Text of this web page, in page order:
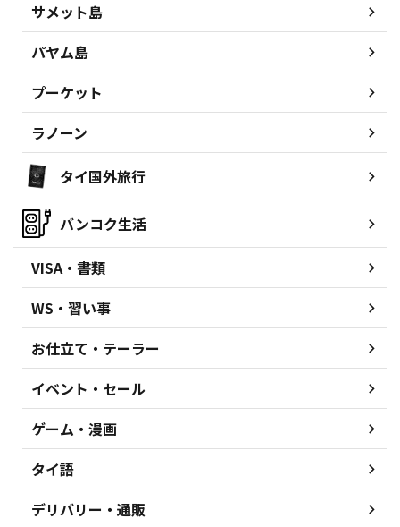
サメット島
パヤム島
プーケット
ラノーン
タイ国外旅行
バンコク生活
VISA・書類
WS・習い事
お仕立て・テーラー
イベント・セール
ゲーム・漫画
タイ語
デリバリー・通販